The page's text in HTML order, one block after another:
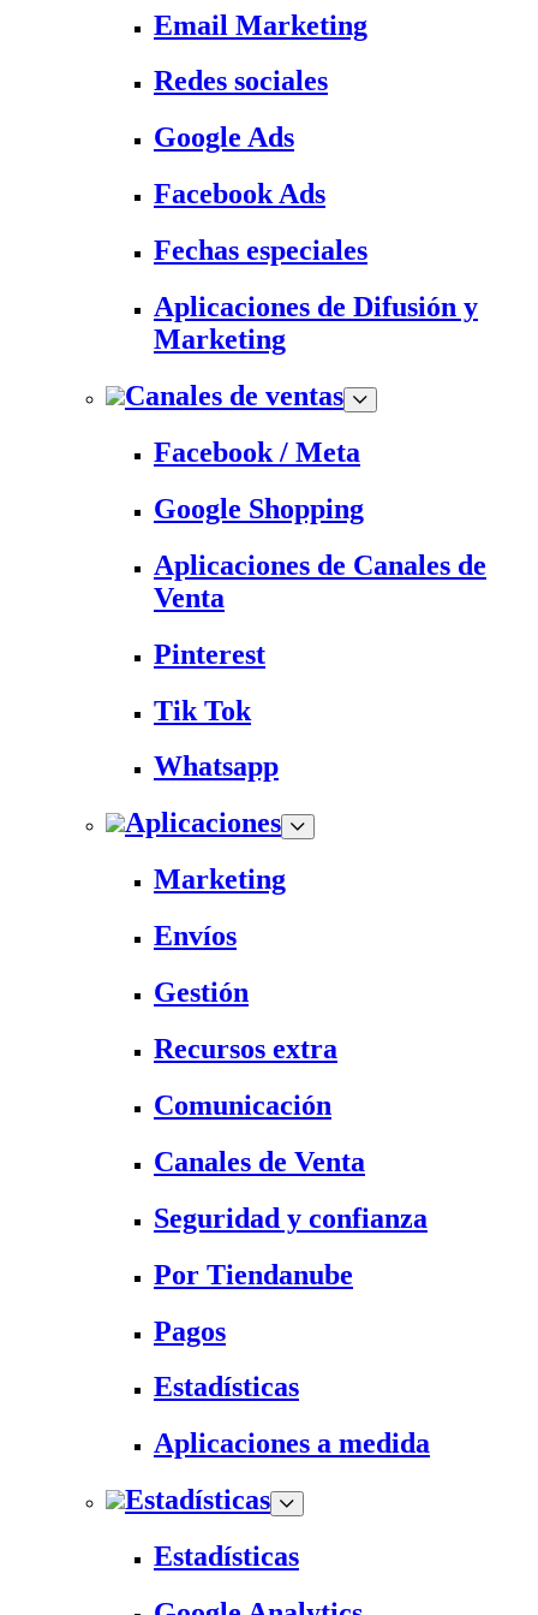
Email Marketing
Redes sociales
Google Ads
Facebook Ads
Fechas especiales
Aplicaciones de Difusión y
Marketing
Canales de ventas
Facebook / Meta
Google Shopping
Aplicaciones de Canales de
Venta
Pinterest
Tik Tok
Whatsapp
Aplicaciones
Marketing
Envíos
Gestión
Recursos extra
Comunicación
Canales de Venta
Seguridad y confianza
Por Tiendanube
Pagos
Estadísticas
Aplicaciones a medida
Estadísticas
Estadísticas